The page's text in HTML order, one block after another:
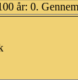
år: 0.